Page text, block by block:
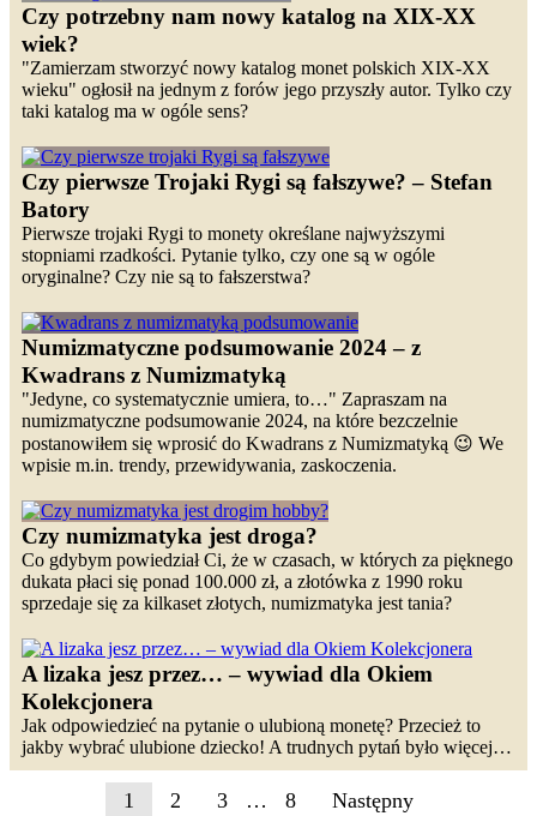
Czy potrzebny nam nowy katalog na XIX-XX
wiek?
"Zamierzam stworzyć nowy katalog monet polskich XIX-XX
wieku" ogłosił na jednym z forów jego przyszły autor. Tylko czy
taki katalog ma w ogóle sens?
Czy pierwsze Trojaki Rygi są fałszywe? – Stefan
Batory
Pierwsze trojaki Rygi to monety określane najwyższymi
stopniami rzadkości. Pytanie tylko, czy one są w ogóle
oryginalne? Czy nie są to fałszerstwa?
Numizmatyczne podsumowanie 2024 – z
Kwadrans z Numizmatyką
"Jedyne, co systematycznie umiera, to…" Zapraszam na
numizmatyczne podsumowanie 2024, na które bezczelnie
postanowiłem się wprosić do Kwadrans z Numizmatyką 😉 We
wpisie m.in. trendy, przewidywania, zaskoczenia.
Czy numizmatyka jest droga?
Co gdybym powiedział Ci, że w czasach, w których za pięknego
dukata płaci się ponad 100.000 zł, a złotówka z 1990 roku
sprzedaje się za kilkaset złotych, numizmatyka jest tania?
A lizaka jesz przez… – wywiad dla Okiem
Kolekcjonera
Jak odpowiedzieć na pytanie o ulubioną monetę? Przecież to
jakby wybrać ulubione dziecko! A trudnych pytań było więcej…
1 2 3 … 8 Następny